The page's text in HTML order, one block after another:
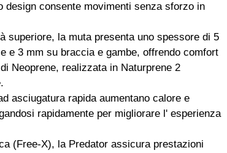
consente movimenti senza sforzo in
superiore, la muta presenta uno spessore di 5
e 3 mm su braccia e gambe, offrendo comfort
Neoprene, realizzata in Naturprene 2
asciugatura rapida aumentano calore e
rapidamente per migliorare l' esperienza
(Free-X), la Predator assicura prestazioni